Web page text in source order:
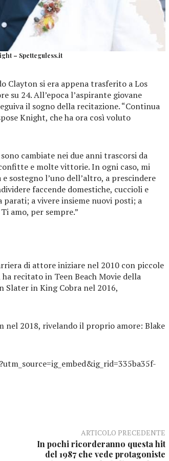
– Spetteguless.it
Clayton si era appena trasferito a Los
su 24. All’epoca l’aspirante giovane
il sogno della recitazione. “Continua
Knight, che ha ora così voluto
cambiate nei due anni trascorsi da
e molte vittorie. In ogni caso, mi
sostegno l’uno dell’altro, a prescindere
faccende domestiche, cuccioli e
a vivere insieme nuovi posti; a
amo, per sempre.”
di attore iniziare nel 2010 con piccole
recitato in Teen Beach Movie della
Slater in King Cobra nel 2016,
nel 2018, rivelando il proprio amore: Blake
ARTICOLO PRECEDENTE
In pochi ricorderanno questa hit
del 1987 che vede protagoniste